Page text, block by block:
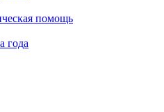
помощь
года